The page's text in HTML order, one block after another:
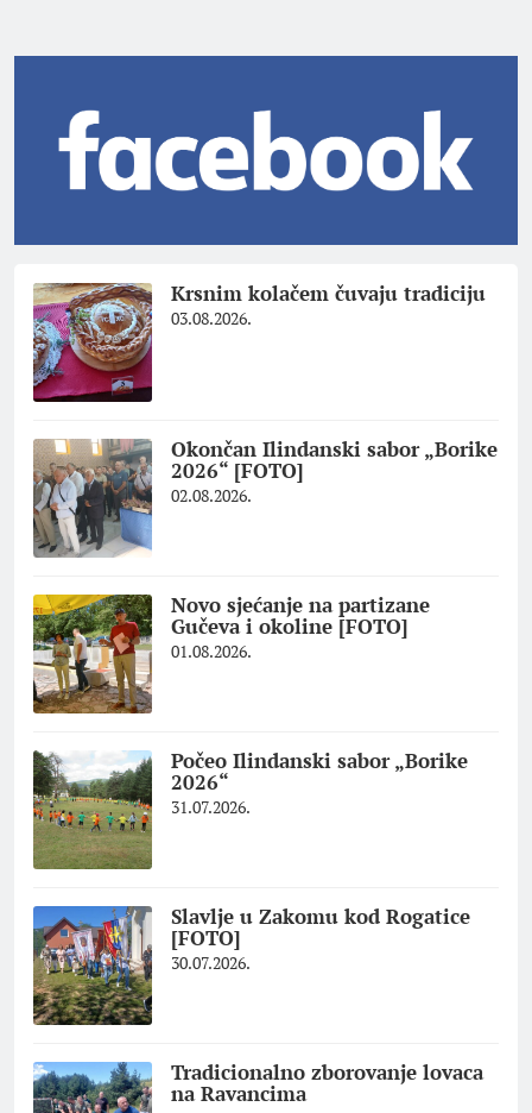
Krsnim kolačem čuvaju tradiciju
03.08.2026.
Okončan Ilindanski sabor „Borike
2026“ [FOTO]
02.08.2026.
Novo sjećanje na partizane
Gučeva i okoline [FOTO]
01.08.2026.
Počeo Ilindanski sabor „Borike
2026“
31.07.2026.
Slavlje u Zakomu kod Rogatice
[FOTO]
30.07.2026.
Tradicionalno zborovanje lovaca
na Ravancima